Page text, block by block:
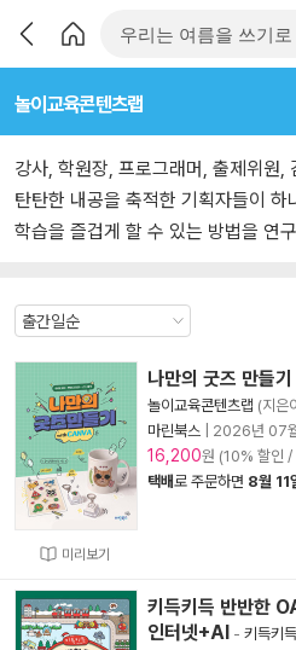
놀이교육콘텐츠랩
강사, 학원장, 프로그래머, 출제위원,
탄탄한 내공을 축적한 기획자들이 하
학습을 즐겁게 할 수 있는 방법을 연
미리보기
나만의 굿즈 만들
놀이교육콘텐츠랩 (지은
마린북스
2026년 07
16,200원 (10% 할인
택배로 주문하면 8월 11
키득키득 반반한
인터넷+AI - 키득키